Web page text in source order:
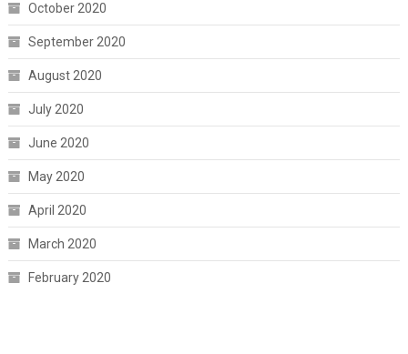
October 2020
September 2020
August 2020
July 2020
June 2020
May 2020
April 2020
March 2020
February 2020